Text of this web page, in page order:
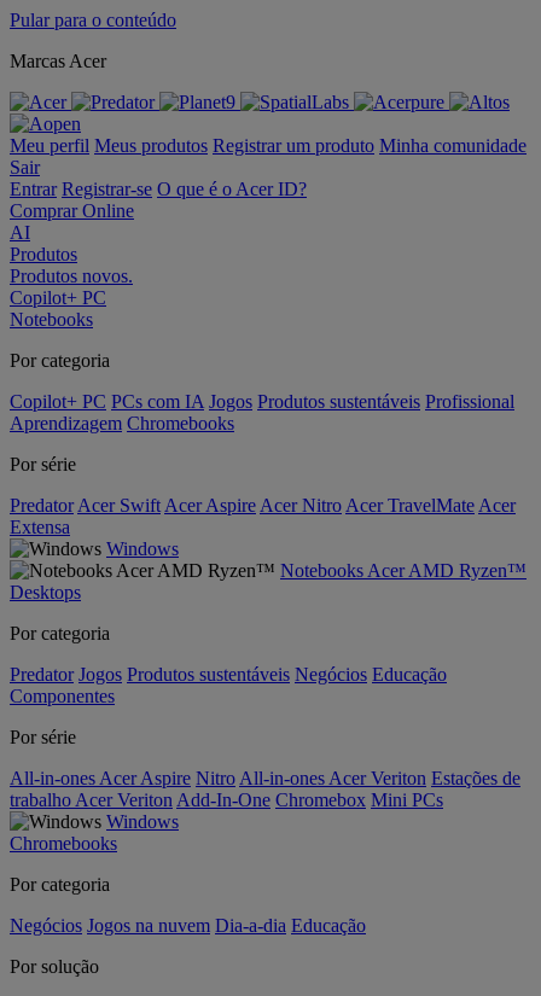
Pular para o conteúdo
Marcas Acer
Meu perfil Meus produtos Registrar um produto Minha comunidade
Sair
Entrar Registrar-se O que é o Acer ID?
Comprar Online
AI
Produtos
Produtos novos.
Copilot+ PC
Notebooks
Por categoria
Copilot+ PC PCs com IA Jogos Produtos sustentáveis Profissional
Aprendizagem Chromebooks
Por série
Predator Acer Swift Acer Aspire Acer Nitro Acer TravelMate Acer
Extensa
Windows
Notebooks Acer AMD Ryzen™
Desktops
Por categoria
Predator Jogos Produtos sustentáveis Negócios Educação
Componentes
Por série
All-in-ones Acer Aspire Nitro All-in-ones Acer Veriton Estações de
trabalho Acer Veriton Add-In-One Chromebox Mini PCs
Windows
Chromebooks
Por categoria
Negócios Jogos na nuvem Dia-a-dia Educação
Por solução